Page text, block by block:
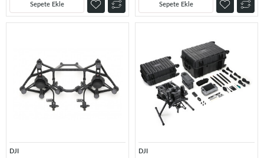
Sepete Ekle Sepete Ekle
DJI
DJI